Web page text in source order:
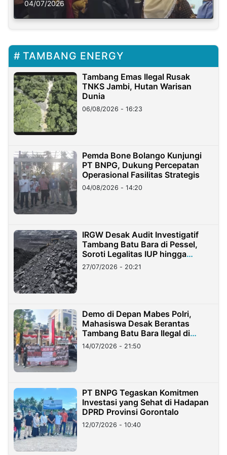
Solusi Krisis Iklim
04/07/2026
TAMBANG ENERGY
Tambang Emas Ilegal Rusak
TNKS Jambi, Hutan Warisan
Dunia
06/08/2026 - 16:23
Pemda Bone Bolango Kunjungi
PT BNPG, Dukung Percepatan
Operasional Fasilitas Strategis
04/08/2026 - 14:20
IRGW Desak Audit Investigatif
Tambang Batu Bara di Pessel,
Soroti Legalitas IUP hingga
Stockpile
27/07/2026 - 20:21
Demo di Depan Mabes Polri,
Mahasiswa Desak Berantas
Tambang Batu Bara Ilegal di
Lampung
14/07/2026 - 21:50
PT BNPG Tegaskan Komitmen
Investasi yang Sehat di Hadapan
DPRD Provinsi Gorontalo
12/07/2026 - 10:40